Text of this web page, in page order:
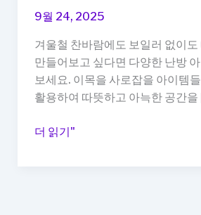
9월 24, 2025
겨울철 찬바람에도 보일러 없이
만들어보고 싶다면 다양한 난방
보세요. 이목을 사로잡을 아이템
활용하여 따뜻하고 아늑한 공간
겨
더 읽기"